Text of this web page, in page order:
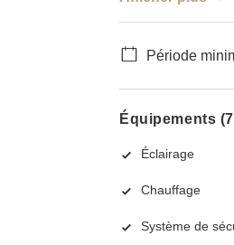
Période
Équipements
Éclairage
Chauffage
Système de